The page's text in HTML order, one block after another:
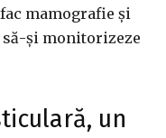
mamografie și
și monitorizeze
un